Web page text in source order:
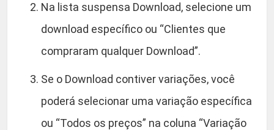
Na lista suspensa Download, selecione um
download específico ou “Clientes que
compraram qualquer Download”.
Se o Download contiver variações, você
poderá selecionar uma variação específica
ou “Todos os preços” na coluna “Variação